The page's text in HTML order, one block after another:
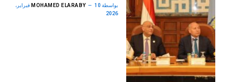
بواسطة MOHAMED ELARABY 10 فبراير،
2026